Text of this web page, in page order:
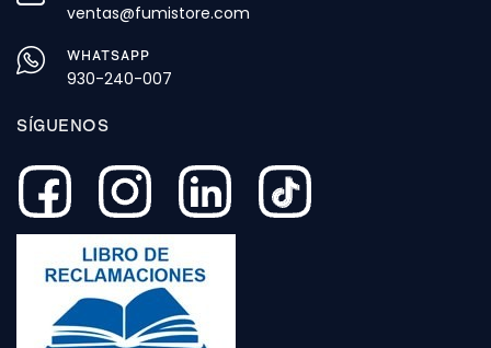
ventas@fumistore.com
WHATSAPP
930-240-007
SÍGUENOS